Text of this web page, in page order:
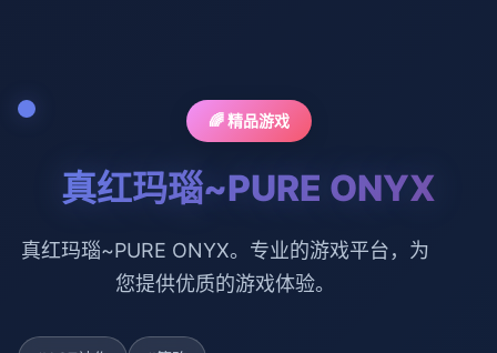
🌈 精品游戏
真红玛瑙~PURE ONYX
真红玛瑙~PURE ONYX。专业的游戏平台，为
您提供优质的游戏体验。